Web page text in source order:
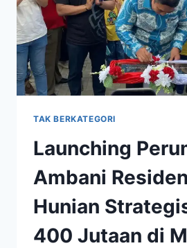
TAK BERKATEGORI
Launching
Ambani
Hunian
400 Jutaan di